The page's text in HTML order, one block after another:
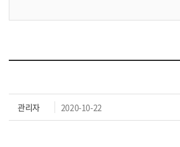
관리자 2020-10-22